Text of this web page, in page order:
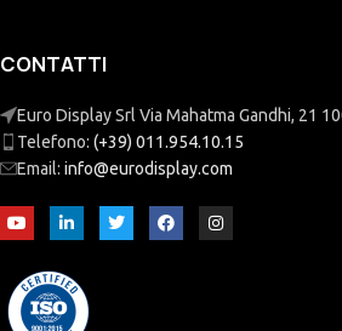
CONTATTI
Euro Display Srl Via Mahatma Gandhi, 21
Telefono: (+39) 011.954.10.15
Email: info@eurodisplay.com